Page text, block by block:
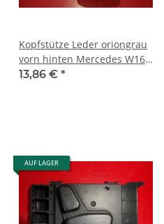
Kopfstütze Leder oriongrau
vorn hinten Mercedes W163
1639701750 7E39
13,86 € *
AUF LAGER